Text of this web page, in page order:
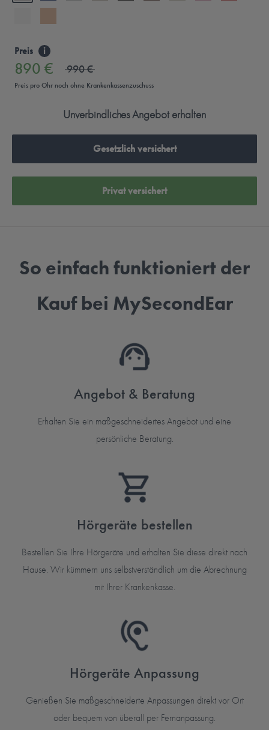
Preis i
890 € 990 €
Preis pro Ohr noch ohne Krankenkassenzuschuss
Unverbindliches Angebot erhalten
Gesetzlich versichert
Privat versichert
So einfach funktioniert der
Kauf bei MySecondEar
Angebot & Beratung
Erhalten Sie ein maßgeschneidertes Angebot und eine
persönliche Beratung.
Hörgeräte bestellen
Bestellen Sie Ihre Hörgeräte und erhalten Sie diese direkt nach
Hause. Wir kümmern uns selbstverständlich um die Abrechnung
mit Ihrer Krankenkasse.
Hörgeräte Anpassung
Genießen Sie maßgeschneiderte Anpassungen direkt vor Ort
oder bequem von überall per Fernanpassung.